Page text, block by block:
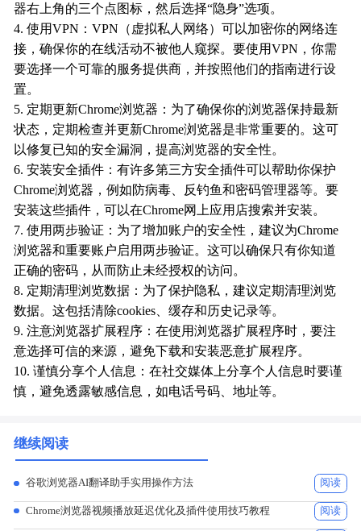
器右上角的三个点图标，然后选择“隐身”选项。
4. 使用VPN：VPN（虚拟私人网络）可以加密你的网络连
接，确保你的在线活动不被他人窥探。要使用VPN，你需
要选择一个可靠的服务提供商，并按照他们的指南进行设
置。
5. 定期更新Chrome浏览器：为了确保你的浏览器保持最新
状态，定期检查并更新Chrome浏览器是非常重要的。这可
以修复已知的安全漏洞，提高浏览器的安全性。
6. 安装安全插件：有许多第三方安全插件可以帮助你保护
Chrome浏览器，例如防病毒、反钓鱼和密码管理器等。要
安装这些插件，可以在Chrome网上应用店搜索并安装。
7. 使用两步验证：为了增加账户的安全性，建议为Chrome
浏览器和重要账户启用两步验证。这可以确保只有你知道
正确的密码，从而防止未经授权的访问。
8. 定期清理浏览数据：为了保护隐私，建议定期清理浏览
数据。这包括清除cookies、缓存和历史记录等。
9. 注意浏览器扩展程序：在使用浏览器扩展程序时，要注
意选择可信的来源，避免下载和安装恶意扩展程序。
10. 谨慎分享个人信息：在社交媒体上分享个人信息时要谨
慎，避免透露敏感信息，如电话号码、地址等。
继续阅读
谷歌浏览器AI翻译助手实用操作方法 阅读
Chrome浏览器视频播放延迟优化及插件使用技巧教程 阅读